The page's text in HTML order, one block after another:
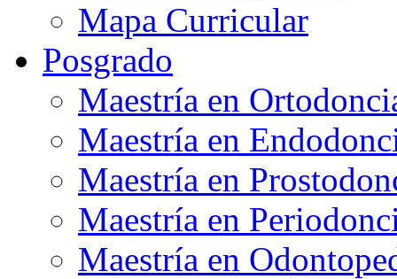
Mapa Curricular
Posgrado
Maestría en
Maestría en
Maestría en
Maestría en
Maestría en